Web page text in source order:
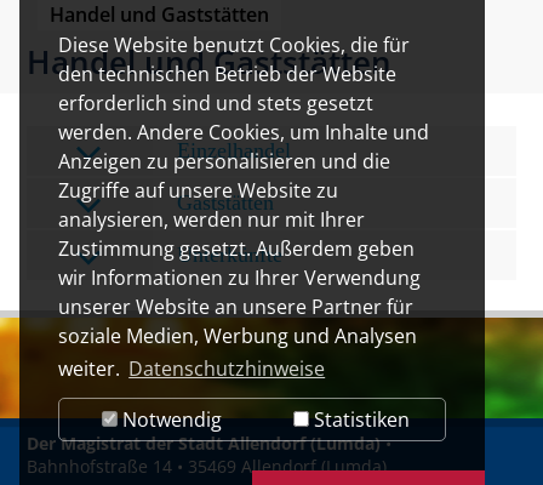
Diese Website benutzt Cookies, die für
den technischen Betrieb der Website
erforderlich sind und stets gesetzt
werden. Andere Cookies, um Inhalte und
Anzeigen zu personalisieren und die
Zugriffe auf unsere Website zu
analysieren, werden nur mit Ihrer
Zustimmung gesetzt. Außerdem geben
wir Informationen zu Ihrer Verwendung
unserer Website an unsere Partner für
soziale Medien, Werbung und Analysen
weiter. Datenschutzhinweise
Notwendig
Statistiken
Handel und Gaststätten
Handel und Gaststätten
Einzelhandel
Gaststätten
Unterkünfte
Der Magistrat der Stadt Allendorf (Lumda)•
Bahnhofstraße 14 • 35469 Allendorf (Lumda)